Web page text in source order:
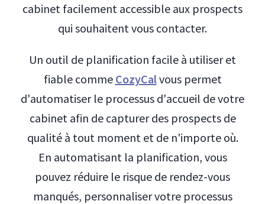
cabinet facilement accessible aux prospects
qui souhaitent vous contacter.
Un outil de planification facile à utiliser et
fiable comme CozyCalvous permet
d'automatiser le processus d'accueil de votre
cabinet afin de capturer des prospects de
qualité à tout moment et de n'importe où.
En automatisant la planification, vous
pouvez réduire le risque de rendez-vous
manqués, personnaliser votre processus